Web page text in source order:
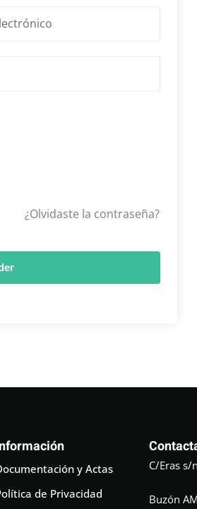
¿Olvidaste la contraseña?
y Actas
de Privacidad
C/Eras s/
Buzón